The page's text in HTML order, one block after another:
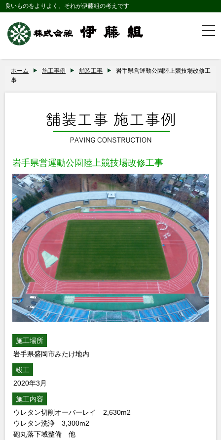
良いものをよりよく、それが伊藤組の考えです
ホーム 施工事例 舗装工事
岩手県営運動公園陸上競技場改修工
事
岩手県営運動公園陸上競技場改修工事
施工場所
岩手県盛岡市みたけ地内
竣工
2020年3月
施工内容
ウレタン切削オーバーレイ 2,630m2
ウレタン洗浄 3,300m2
砲丸落下域整備 他